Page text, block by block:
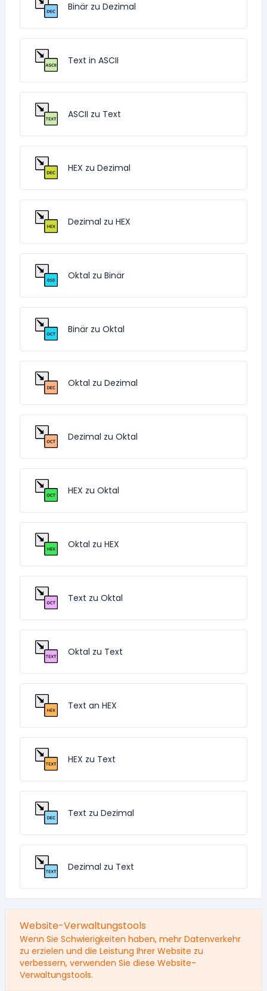
Binär zu Dezimal
Text in ASCII
ASCII zu Text
HEX zu Dezimal
Dezimal zu HEX
Oktal zu Binär
Binär zu Oktal
Oktal zu Dezimal
Dezimal zu Oktal
HEX zu Oktal
Oktal zu HEX
Text zu Oktal
Oktal zu Text
Text an HEX
HEX zu Text
Text zu Dezimal
Dezimal zu Text
Website-Verwaltungstools
Wenn Sie Schwierigkeiten haben, mehr Datenverkehr
zu erzielen und die Leistung Ihrer Website zu
verbessern, verwenden Sie diese Website-
Verwaltungstools.